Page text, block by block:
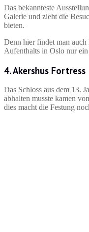
Das bekannteste
Galerie und zieht die
bieten.
Denn hier findet man
Aufenthalts in Oslo nur ein
4. Akershus Fortress
Das Schloss aus dem 13.
abhalten musste kamen
dies macht die Festung